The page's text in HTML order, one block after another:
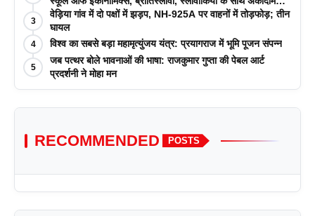
पत्रिकाओं में प्रकाशन रणनीतियों पर एक दिवसीय कार्यशाला का
आयोजन किया
3
वेड़िया गांव में दो पक्षों में झड़प, NH-925A पर वाहनों में तोड़फोड़; तीन
घायल
4 विश्व का सबसे बड़ा महामृत्युंजय यंत्र: प्रयागराज में भूमि पूजन संपन्न
5
जब पत्थर बोले भावनाओं की भाषा: राजकुमार गुप्ता की पेबल आर्ट
प्रदर्शनी ने मोहा मन
RECOMMENDED POSTS